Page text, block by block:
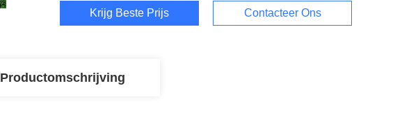
Krijg Beste Prijs Contacteer Ons
Productomschrijving